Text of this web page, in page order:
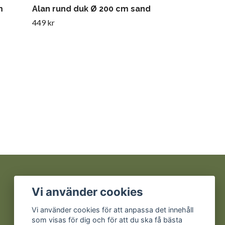
Alan rund duk Ø 200 cm sand
449 kr
Facebook
Instagram
Vi använder cookies
Vi använder cookies för att anpassa det innehåll
som visas för dig och för att du ska få bästa